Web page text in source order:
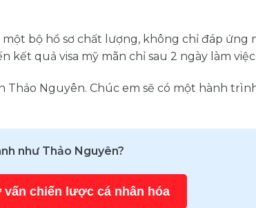
bộ hồ sơ chất lượng, không chỉ đáp ứng
quả visa mỹ mãn chỉ sau 2 ngày làm việc.
Nguyên. Chúc em sẽ có một hành
như Thảo Nguyên?
chiến lược cá nhân hóa